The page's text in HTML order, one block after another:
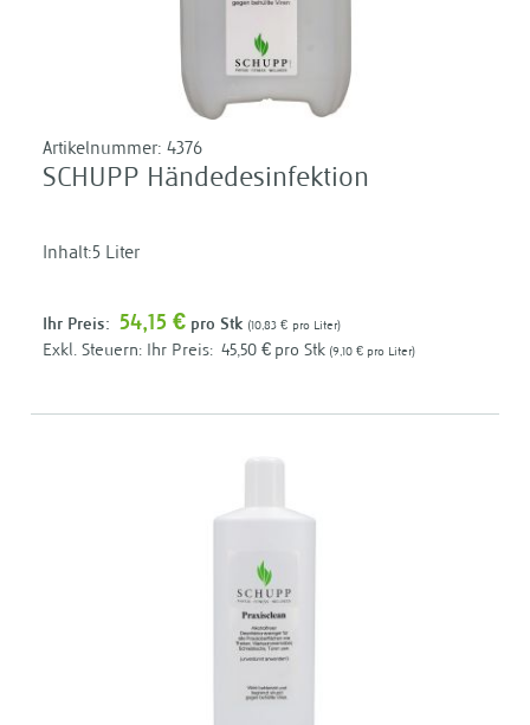
Artikelnummer: 4376
SCHUPP Händedesinfektion
Inhalt:5 Liter
Ihr Preis: 54,15 € pro Stk 10,83 € pro Liter
Ihr Preis: 45,50 € pro Stk 9,10 € pro Liter